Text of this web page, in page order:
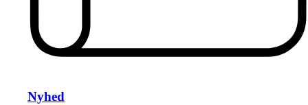
Nyhed